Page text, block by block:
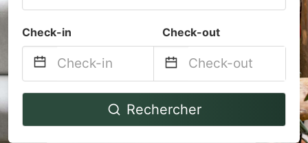
Check-in Check-out
Navigate
to
Navigate
backward
to
Rechercher